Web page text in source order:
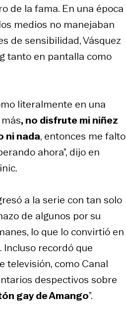
de la fama. En una época
medios no manejaban
de sensibilidad, Vásquez
tanto en pantalla como
literalmente en una
, no disfrute mi niñez
ni nada, entonces me falto
ahora”, dijo en
a la serie con tan solo
de algunos por su
lo que lo convirtió en
recordó que
televisión, como Canal
despectivos sobre
gay de Amango”.